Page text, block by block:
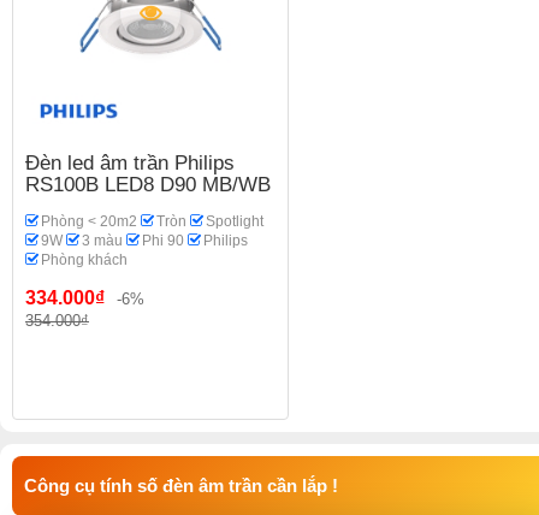
Đèn led âm trần Philips
RS100B LED8 D90 MB/WB
Phòng < 20m2 Tròn
Spotlight
9W
3 màu Phi 90
Philips
Phòng khách
334.000₫
-6%
354.000₫
Công cụ tính số đèn âm trần cần lắp !